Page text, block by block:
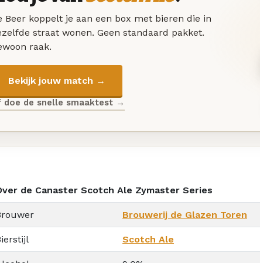
Beer koppelt je aan een box met bieren die in
straat wonen. Geen standaard pakket.
raak.
Bekijk jouw match →
doe de snelle smaaktest →
de Canaster Scotch Ale Zymaster Series
Brouwerij de Glazen Toren
Scotch Ale